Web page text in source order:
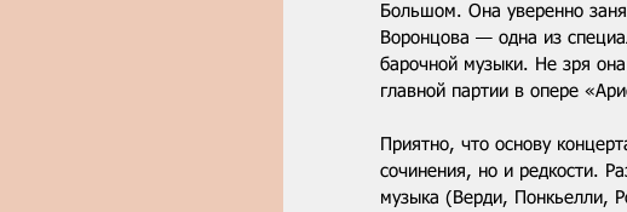
Большом. Она уверенно
Воронцова — одна из
барочной музыки. Не зря
главной партии в опере
Приятно, что основу
сочинения, но и редкости.
музыка (Верди, Понкьелли,